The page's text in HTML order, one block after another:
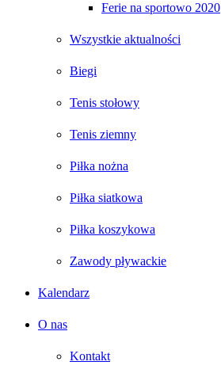
Ferie na sportowo 2020
Wszystkie aktualności
Biegi
Tenis stołowy
Tenis ziemny
Piłka nożna
Piłka siatkowa
Piłka koszykowa
Zawody pływackie
Kalendarz
O nas
Kontakt